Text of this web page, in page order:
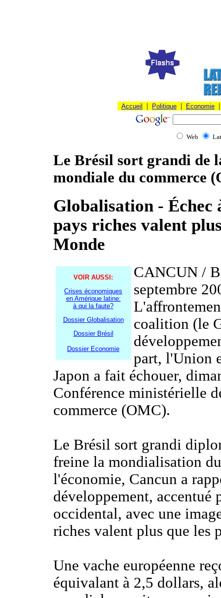
Accueil | Politique | Economie |
Web
Le Brésil sort grandi de
mondiale du commerce
Globalisation - Échec
pays riches valent
Monde
VOIR AUSSI:
Crises économiques
en Amérique latine:
à qui la faute?
Dossier Globalisation
Dossier Brésil
Dossier Economie
CANCUN /
septembre
coalition (le
part, l'Union
Japon a fait échouer,
Conférence ministérielle
commerce (OMC).
Le Brésil sort grandi
freine la mondialisation
l'économie, Cancun a
développement,
occidental, avec une
riches valent plus que les
Une vache européenne
équivalant à 2,5 dollars,